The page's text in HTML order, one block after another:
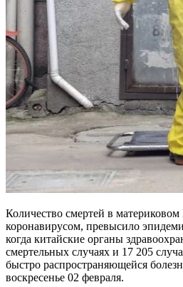
Количество смертей в
коронавирусом, превысило
когда китайские органы
смертельных случаях и 17 205
быстро распространяющейся
воскресенье 02 февраля.